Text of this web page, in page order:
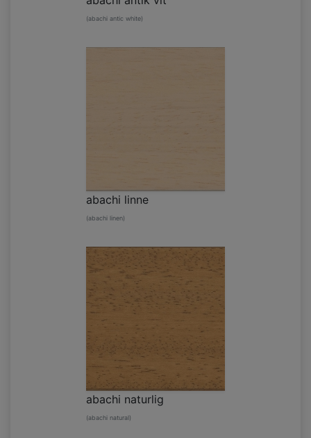
(abachi antic white)
abachi linne
(abachi linen)
abachi naturlig
(abachi natural)